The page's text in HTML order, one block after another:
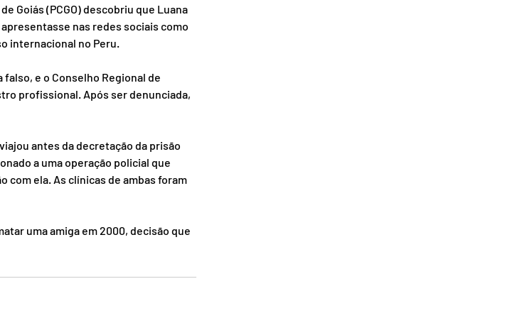
Goiás (PCGO) descobriu que Luana
nas redes sociais como
internacional no Peru.
e o Conselho Regional de
profissional. Após ser denunciada,
antes da decretação da prisão
a uma operação policial que
ela. As clínicas de ambas foram
uma amiga em 2000, decisão que